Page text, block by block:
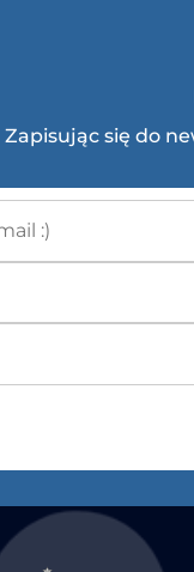
Zapisując się do